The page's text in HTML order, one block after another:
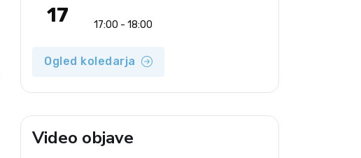
17 17:00 - 18:00
Ogled koledarja
Video objave